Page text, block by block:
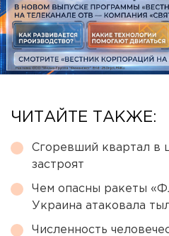
ЧИТАЙТЕ ТАКЖЕ:
Сгоревший квартал в
застроят
Чем опасны ракеты
Украина атаковала
Численность